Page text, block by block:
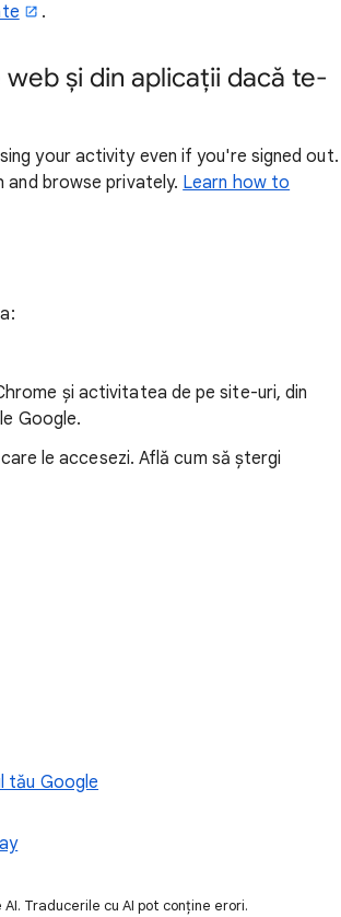
.
și din aplicații dacă te-
your activity even if you're signed out.
browse privately. Learn how to
și activitatea de pe site-uri, din
Google.
le accesezi. Află cum să ștergi
tău Google
Traducerile cu AI pot conține erori.